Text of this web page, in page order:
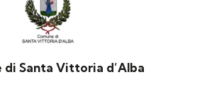
di Santa Vittoria d’Alba